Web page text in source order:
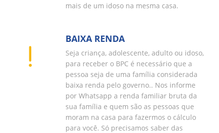
mais de um idoso na mesma casa.
BAIXA RENDA
Seja criança, adolescente, adulto ou idoso,
para receber o BPC é necessário que a
pessoa seja de uma família considerada
baixa renda pelo governo.. Nos informe
por Whatsapp a renda familiar bruta da
sua família e quem são as pessoas que
moram na casa para fazermos o cálculo
para você. Só precisamos saber das